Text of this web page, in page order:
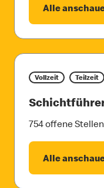
Alle
Vollzeit Teilzeit
754 offene Stellen
Alle